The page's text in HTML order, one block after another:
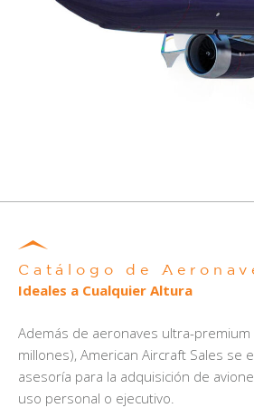
Catálogo de
Ideales a Cualquier Altura
Además de aeronaves ultra-premium
millones), American Aircraft Sales se
asesoría para la adquisición de
uso personal o ejecutivo.